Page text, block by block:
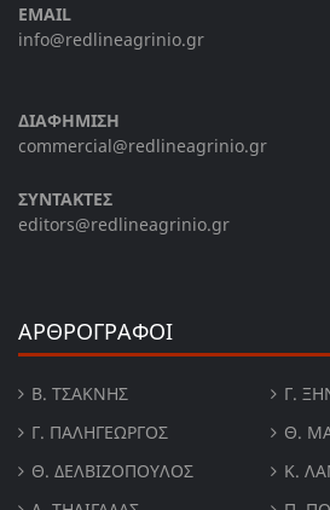
EMAIL
info@redlineagrinio.gr
ΔΙΑΦΗΜΙΣΗ
commercial@redlineagrinio.gr
ΣΥΝΤΑΚΤΕΣ
editors@redlineagrinio.gr
ΑΡΘΡΟΓΡΑΦΟΙ
Β. ΤΣΆΚΝΗΣ
Γ.
Γ. ΠΑΛΗΓΕΏΡΓΟΣ
Θ.
Θ. ΔΕΛΒΙΖΌΠΟΥΛΟΣ
Κ.